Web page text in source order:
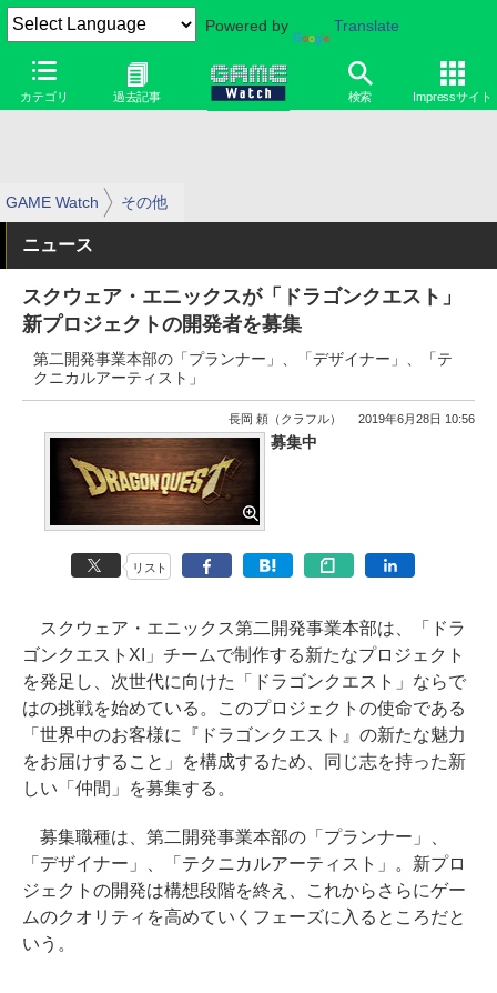
Powered by Translate
カテゴリ 過去記事 検索 Impressサイト
GAME Watch その他
ニュース
スクウェア・エニックスが「ドラゴンクエスト」
新プロジェクトの開発者を募集
第二開発事業本部の「プランナー」、「デザイナー」、「テ
クニカルアーティスト」
長岡 頼（クラフル） 2019年6月28日 10:56
募集中
リスト
スクウェア・エニックス第二開発事業本部は、「ドラ
ゴンクエストXI」チームで制作する新たなプロジェクト
を発足し、次世代に向けた「ドラゴンクエスト」ならで
はの挑戦を始めている。このプロジェクトの使命である
「世界中のお客様に『ドラゴンクエスト』の新たな魅力
をお届けすること」を構成するため、同じ志を持った新
しい「仲間」を募集する。
募集職種は、第二開発事業本部の「プランナー」、
「デザイナー」、「テクニカルアーティスト」。新プロ
ジェクトの開発は構想段階を終え、これからさらにゲー
ムのクオリティを高めていくフェーズに入るところだと
いう。